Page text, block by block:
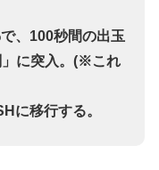
、100秒間の出玉
」に突入。(※これ
に移行する。